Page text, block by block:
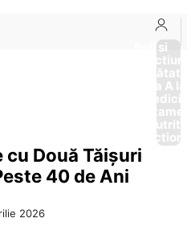
Boli si
Afectiuni
Sănătate
de la A
cu Două Tăișuri
40 de Ani
2026